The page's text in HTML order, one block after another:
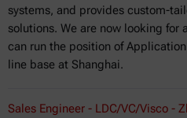
systems, and provides custom-
solutions. We are now looking for
can run the position of
line base at Shanghai.
Sales Engineer - LDC/VC/Visco -